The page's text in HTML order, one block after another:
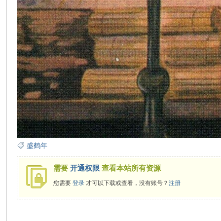
盛鹤年
需要开通权限 查看本站所有资源
您需要登录 才可以下载或查看，没有账号？注册